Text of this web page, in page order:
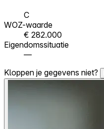
C
WOZ-waarde
€ 282.000
Eigendomssituatie
—
Kloppen je gegevens niet?